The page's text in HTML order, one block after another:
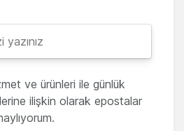
ve ürünleri ile günlük
ilişkin olarak epostalar